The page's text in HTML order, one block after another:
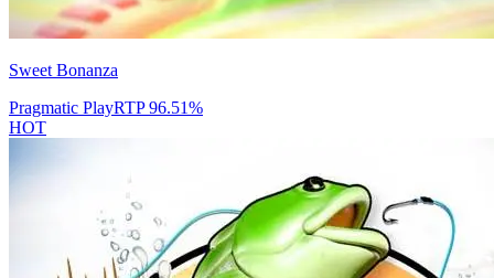
Sweet Bonanza
Pragmatic PlayRTP96.51%
HOT